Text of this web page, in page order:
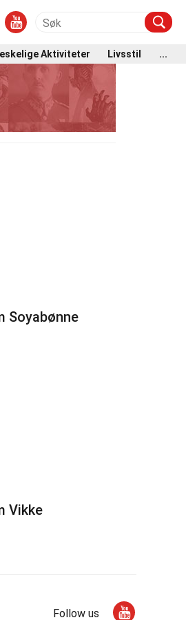
Aktiviteter Livsstil
...
Soyabønne
Vikke
Follow us